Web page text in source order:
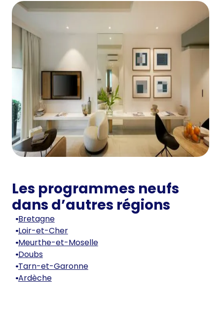
Les programmes neufs
dans d’autres régions
Bretagne
Loir-et-Cher
Meurthe-et-Moselle
Doubs
Tarn-et-Garonne
Ardèche